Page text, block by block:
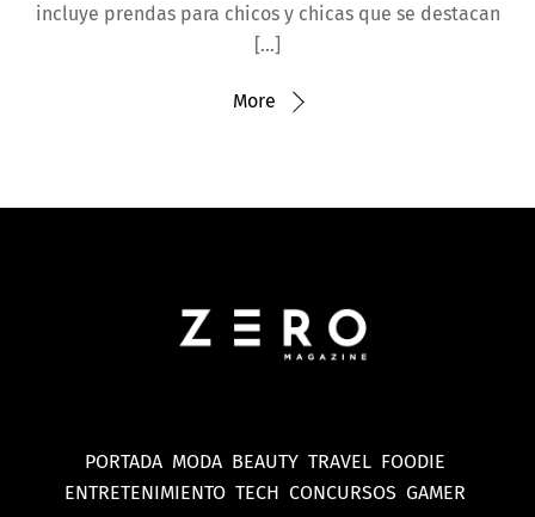
incluye prendas para chicos y chicas que se destacan
[…]
More
PORTADA MODA BEAUTY TRAVEL FOODIE
ENTRETENIMIENTO TECH CONCURSOS GAMER